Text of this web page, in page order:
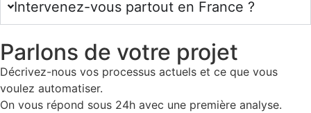
Intervenez-vous partout en France ?
Parlons de votre projet
Décrivez-nous vos processus actuels et ce que vous
voulez automatiser.
On vous répond sous 24h avec une première analyse.